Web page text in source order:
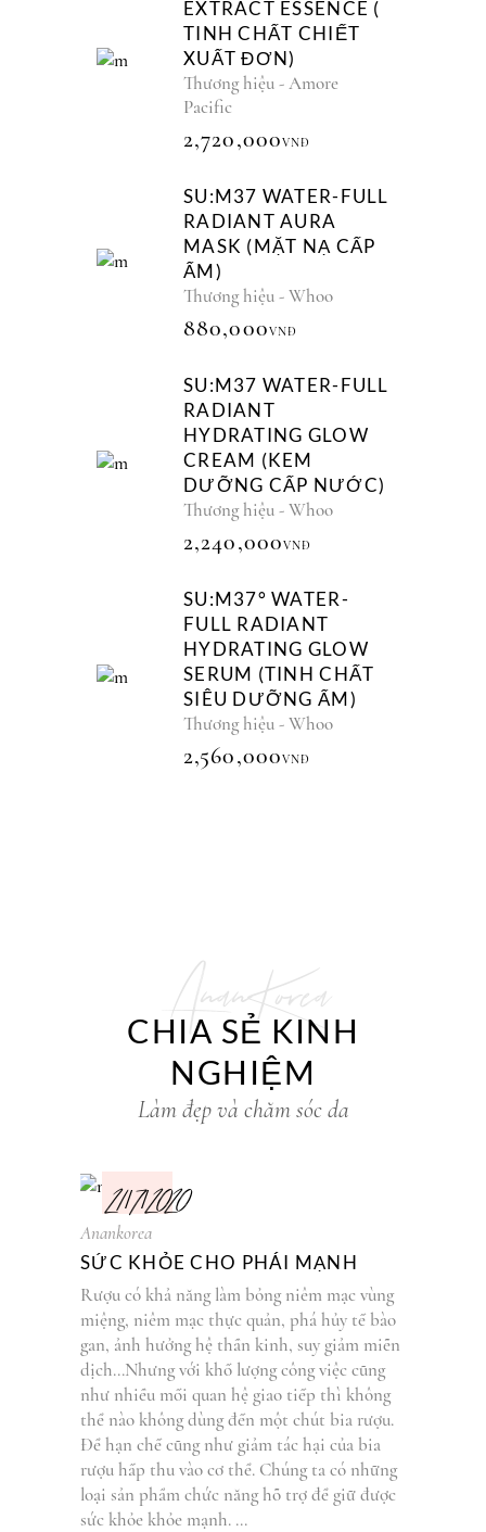
EXTRACT ESSENCE (
TINH CHẤT CHIẾT
XUẤT ĐƠN)
Thương hiệu - Amore
Pacific
2,720,000VNĐ
SU:M37 WATER-FULL
RADIANT AURA
MASK (MẶT NẠ CẤP
ẨM)
Thương hiệu - Whoo
880,000VNĐ
SU:M37 WATER-FULL
RADIANT
HYDRATING GLOW
CREAM (KEM
DƯỠNG CẤP NƯỚC)
Thương hiệu - Whoo
2,240,000VNĐ
SU:M37° WATER-
FULL RADIANT
HYDRATING GLOW
SERUM (TINH CHẤT
SIÊU DƯỠNG ẨM)
Thương hiệu - Whoo
2,560,000VNĐ
AnanKorea
CHIA SẺ KINH
NGHIỆM
Làm đẹp và chăm sóc da
21/7/2020
Anankorea
SỨC KHỎE CHO PHÁI MẠNH
Rượu có khả năng làm bỏng niêm mạc vùng
miệng, niêm mạc thực quản, phá hủy tế bào
gan, ảnh hưởng hệ thần kinh, suy giảm miễn
dịch...Nhưng với khố lượng công việc cũng
như nhiều mối quan hệ giao tiếp thì không
thể nào không dùng đến một chút bia rượu.
Để hạn chế cũng như giảm tác hại của bia
rượu hấp thu vào cơ thể. Chúng ta có những
loại sản phẩm chức năng hỗ trợ để giữ được
sức khỏe khỏe mạnh.